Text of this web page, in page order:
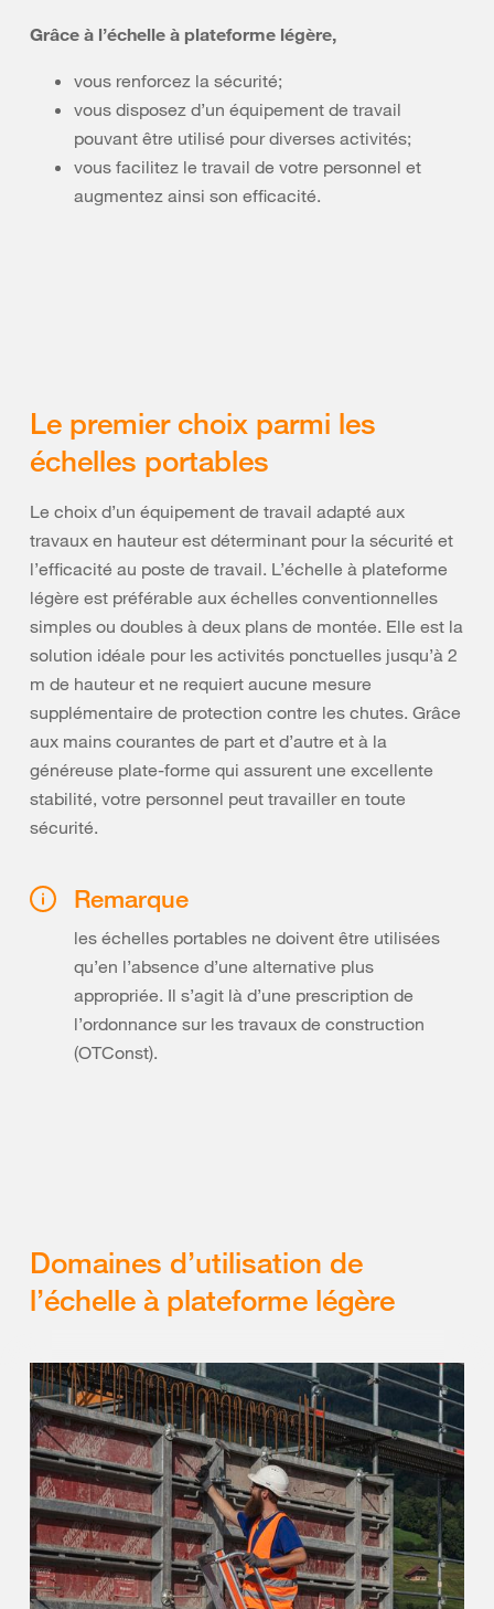
Grâce à l’échelle à plateforme légère,
vous renforcez la sécurité;
vous disposez d’un équipement de travail
pouvant être utilisé pour diverses activités;
vous facilitez le travail de votre personnel et
augmentez ainsi son efficacité.
Le premier choix parmi les
échelles portables
Le choix d’un équipement de travail adapté aux
travaux en hauteur est déterminant pour la sécurité et
l’efficacité au poste de travail. L’échelle à plateforme
légère est préférable aux échelles conventionnelles
simples ou doubles à deux plans de montée. Elle est la
solution idéale pour les activités ponctuelles jusqu’à 2
m de hauteur et ne requiert aucune mesure
supplémentaire de protection contre les chutes. Grâce
aux mains courantes de part et d’autre et à la
généreuse plate-forme qui assurent une excellente
stabilité, votre personnel peut travailler en toute
sécurité.
Remarque
les échelles portables ne doivent être utilisées
qu’en l’absence d’une alternative plus
appropriée. Il s’agit là d’une prescription de
l’ordonnance sur les travaux de construction
(OTConst).
Domaines d’utilisation de
l’échelle à plateforme légère